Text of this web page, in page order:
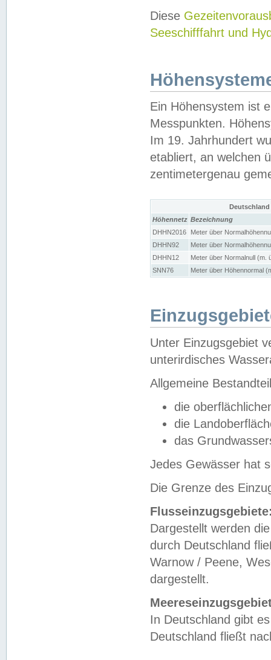
Diese
Seeschifffahrt und
Ein Höhensystem ist
Messpunkten.
Im 19. Jahrhundert
etabliert, an welchen
zentimetergenau
Höhennetz Bezeichnung
DHHN2016
Meter über
DHHN92
Meter über
DHHN12
Meter über Normalnull (m.
SNN76
Meter über Höhennormal
Unter Einzugsgebiet
unterirdisches
Allgemeine
die
die
das
Jedes Gewässer hat
Die Grenze des
Dargestellt werden
durch Deutschland
Warnow / Peene,
dargestellt.
In Deutschland gibt
Deutschland fließt